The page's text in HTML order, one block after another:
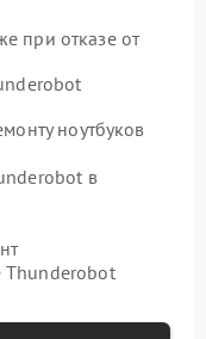
при отказе от
ноутбуков
в
Thunderobot